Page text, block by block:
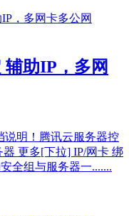
辅助IP，多网
说明！腾讯云服务器控
更多[下拉] IP/网卡 绑
全组与服务器一.......